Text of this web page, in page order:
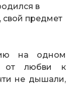
в
свой предмет
на одном
от любви к
не дышали,